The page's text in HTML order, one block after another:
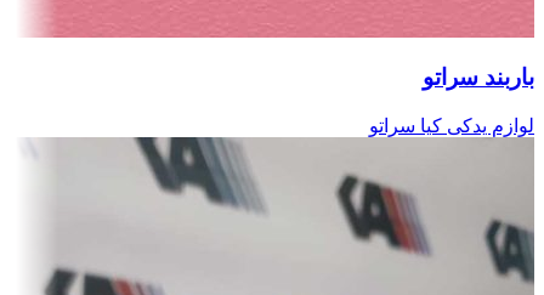
باربند سراتو
لوازم یدکی کیا سراتو